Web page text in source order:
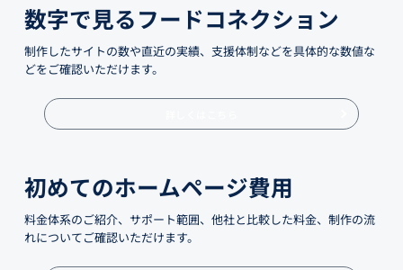
数字で見るフードコネクション
制作したサイトの数や直近の実績、支援体制などを具体的な数値な
どをご確認いただけます。
初めてのホームページ費用
料金体系のご紹介、サポート範囲、他社と比較した料金、制作の流
れについてご確認いただけます。